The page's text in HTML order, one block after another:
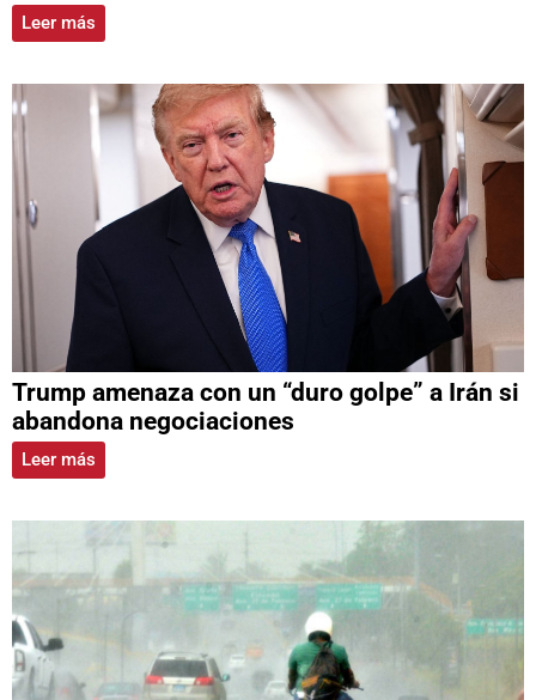
Leer más
Trump amenaza con un “duro golpe” a Irán si
abandona negociaciones
Leer más